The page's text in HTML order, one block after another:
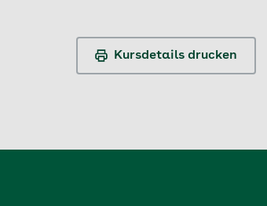
Kursdetails drucken